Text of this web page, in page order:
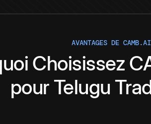
AVANTAGES DE CAMB.AI
Choisissez
pour Telugu